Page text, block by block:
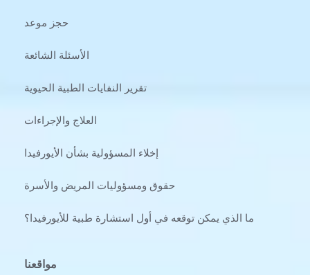
حجز موعد
الأسئلة الشائعة
تقرير النفايات الطبية الحيوية
العلاج والإجراءات
إخلاء المسؤولية بشأن الأيورفيدا
حقوق ومسؤوليات المريض والأسرة
ما الذي يمكن توقعه في أول استشارة طبية للأيورفيدا؟
مواقعنا